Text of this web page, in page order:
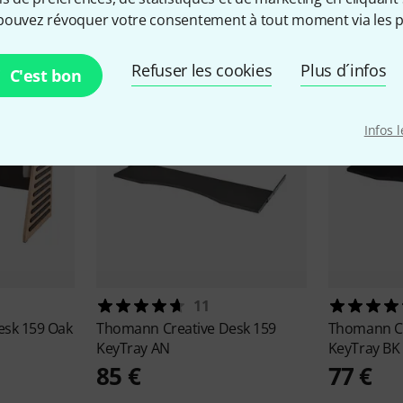
révoquer votre consentement à tout moment via les
C'est bon Refuser les cookies Plus d´infos
Infos
& articles
159 Oak
11
Thomann Creative Desk 159
KeyTray AN
85 €
Thomann
KeyTray BK
77 €